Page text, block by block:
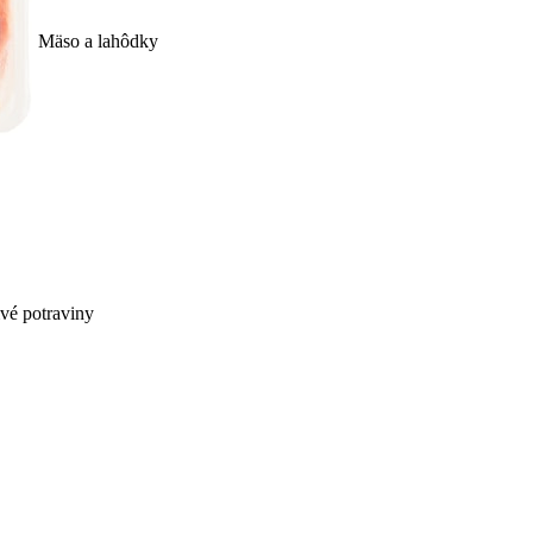
Mäso a lahôdky
potraviny